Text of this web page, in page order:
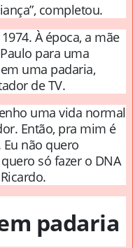
completou.
À época, a mãe
para uma
uma padaria,
de TV.
uma vida normal
Então, pra mim é
não quero
só fazer o DNA
padaria